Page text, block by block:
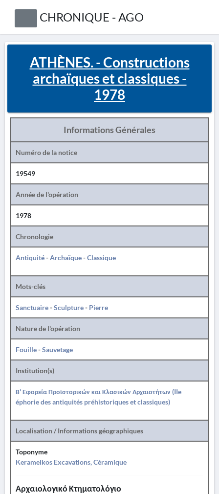
CHRONIQUE - AGO
ATHÈNES. - Constructions
archaïques et classiques -
1978
Informations Générales
Numéro de la notice
19549
Année de l'opération
1978
Chronologie
Antiquité-Archaïque-Classique
Mots-clés
Sanctuaire-Sculpture- Pierre
Nature de l'opération
Fouille-Sauvetage
Institution(s)
Β' Εφορεία Προϊστορικών και Κλασικών Αρχαιοτήτων (IIe
éphorie des antiquités préhistoriques et classiques)
Localisation / Informations géographiques
Toponyme
Kerameikos Excavations, Céramique
Αρχαιολογικό Κτηματολόγιο